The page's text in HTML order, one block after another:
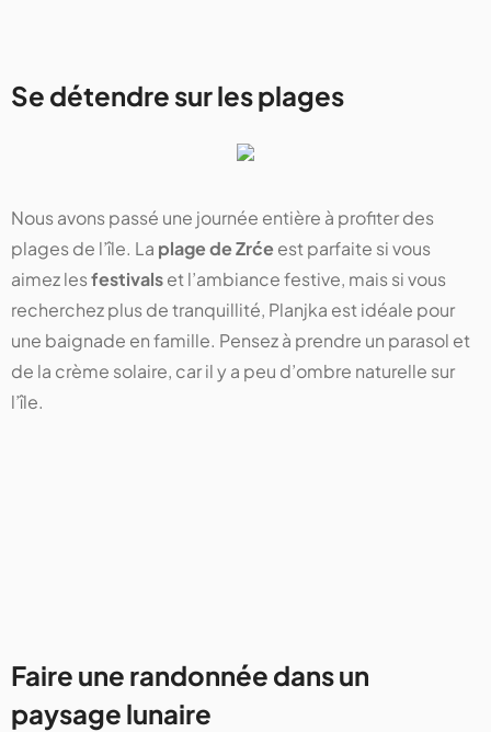
Se détendre sur les plages
Nous avons passé une journée entière à profiter des
plages de l’île. La plage de Zrćeest parfaite si vous
aimez lesfestivalset l’ambiance festive, mais si vous
recherchez plus de tranquillité, Planjka est idéale pour
une baignade en famille. Pensez à prendre un parasol et
de la crème solaire, car il y a peu d’ombre naturelle sur
l’île.
Faire une randonnée dans un
paysage lunaire